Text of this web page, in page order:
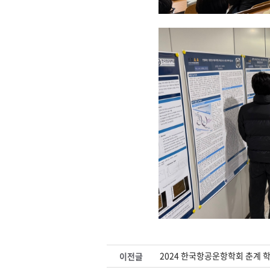
이전글 2024 한국항공운항학회 춘계